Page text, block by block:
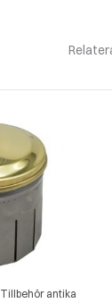
Tillbehör antika